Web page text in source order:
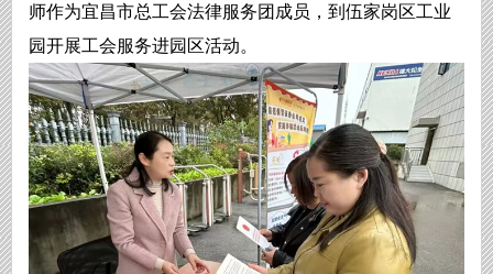
师作为宜昌市总工会法律服务团成员，到伍家岗区工业
园开展工会服务进园区活动。